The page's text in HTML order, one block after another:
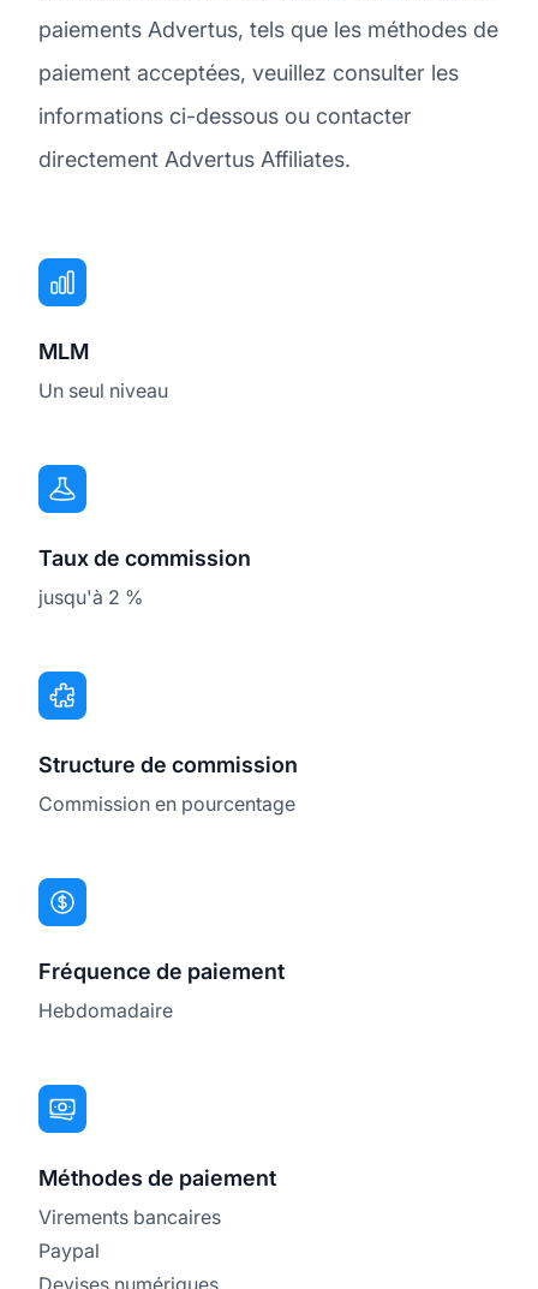
paiements Advertus, tels que les méthodes de
paiement acceptées, veuillez consulter les
informations ci-dessous ou contacter
directement Advertus Affiliates.
MLM
Un seul niveau
Taux de commission
jusqu'à 2 %
Structure de commission
Commission en pourcentage
Fréquence de paiement
Hebdomadaire
Méthodes de paiement
Virements bancaires
Paypal
Devises numériques